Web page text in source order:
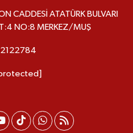
CADDESİ ATATÜRK BULVARI
NO:8 MERKEZ/MUŞ